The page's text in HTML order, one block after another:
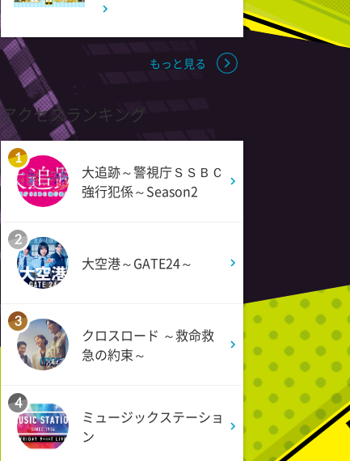
あざとくて何が悪いの? 令和
最新!男女の出会いの場「相席
ラウンジ」に潜入調査!
深夜 1:50
テレ朝サマフェスナビ
全力坂
深夜
KAWAIIってしてよ?
サクラミーツ 【強烈キャラ登
場】コロチキコント&オンリー
ワンミーツ完結編!!
もっと見る
アクセスランキング
1
大追跡～警視庁ＳＳＢＣ
強行犯係～Season2
2
大空港～GATE24～
3
クロスロード ～救命救
急の約束～
4
ミュージックステーショ
ン